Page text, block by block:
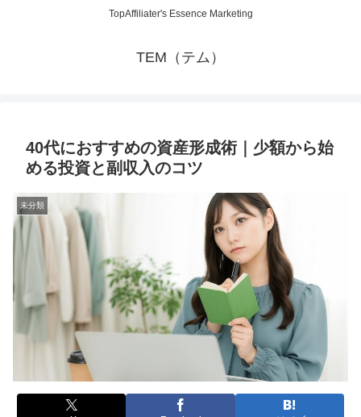
TopAffiliater's Essence Marketing
TEM（テム）
40代におすすめの資産形成術｜少額から始
める投資と副収入のコツ
未分類